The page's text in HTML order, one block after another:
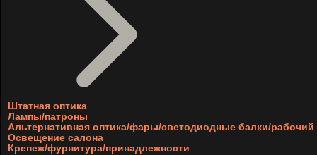
Штатная оптика
Лампы/патроны
Альтернативная оптика/фары/светодиодные балки/рабочий
Освещение салона
Крепеж/фурнитура/принадлежности